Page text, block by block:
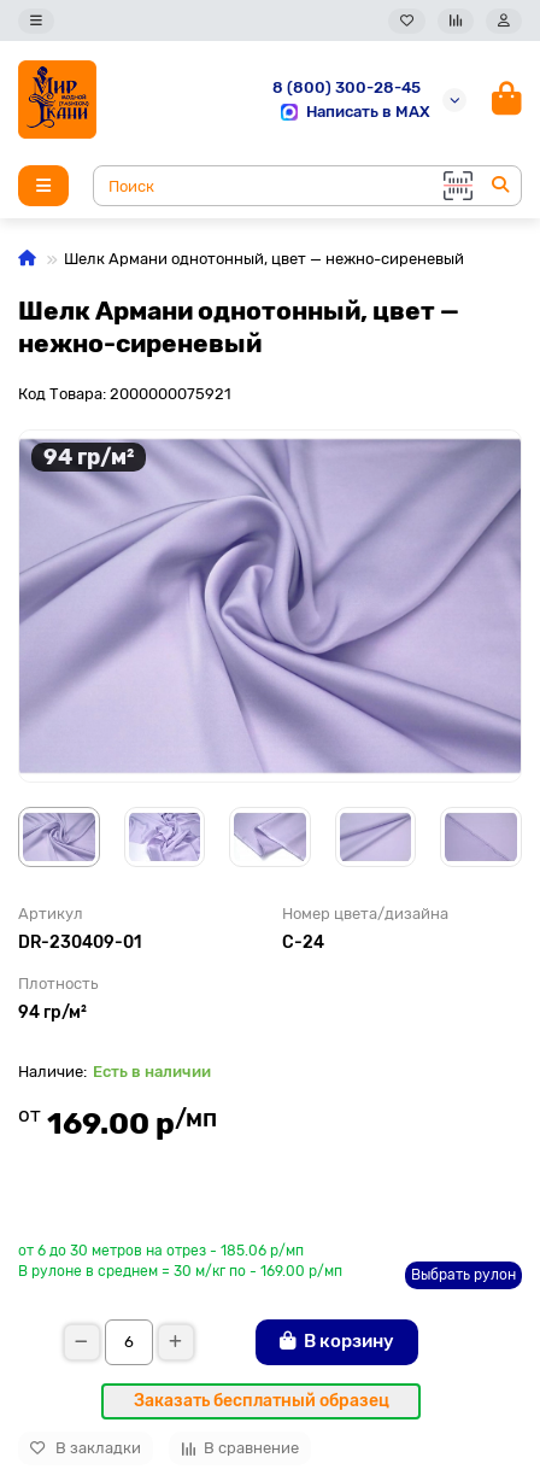
8 (800) 300-28-45
Написать в MAX
Шелк Армани однотонный, цвет — нежно-сиреневый
Шелк Армани однотонный, цвет —
нежно-сиреневый
Код Товара: 2000000075921
94 гр/м²
Артикул
DR-230409-01
Номер цвета/дизайна
С-24
Плотность
94 гр/м²
Есть в наличии
от 169.00 р/мп
от 6 до 30 метров на отрез - 185.06 р/мп
В рулоне в среднем = 30 м/кг по - 169.00 р/мп
Выбрать рулон
В корзину
Заказать бесплатный образец
В закладки В сравнение